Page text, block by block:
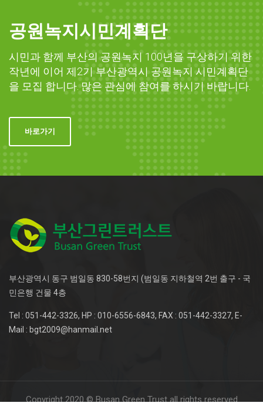
공원녹지시민계획단
시민과 함께 부산의 공원녹지 100년을 구상하기 위한
작년에 이어 제2기 부산광역시 공원녹지 시민계획단
을 모집 합니다. 많은 관심에 참여를 하시기 바랍니다.
바로가기
부산광역시 동구 범일동 830-58번지 (범일동 지하철역 2번 출구 - 국
민은행 건물 4층
Tel : 051-442-3326, HP : 010-6556-6843, FAX : 051-442-3327, E-
Mail : bgt2009@hanmail.net
Copyright 2020 © Busan Green Trust all rights reserved